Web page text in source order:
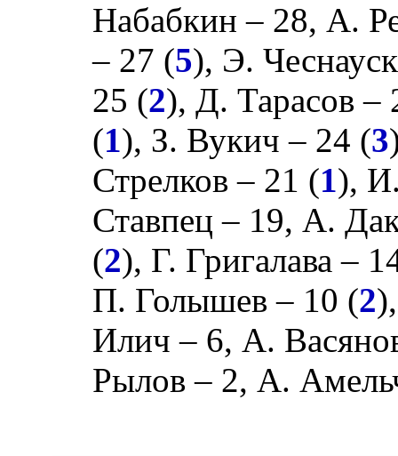
Набабкин – 28, А.
– 27 (5), Э.
25 (2),Д. Тарасов –
(1), З. Вукич – 24 (3
Стрелков – 21 (1),
Ставпец – 19, А.
(2), Г. Григалава –
П. Голышев – 10 (2
Илич – 6, А.
Рылов – 2, А.